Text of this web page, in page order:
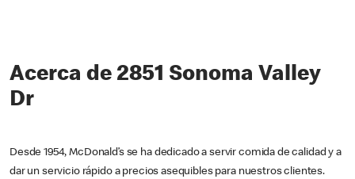
Acerca de 2851 Sonoma Valley
Dr
Desde 1954, McDonald’s se ha dedicado a servir comida de calidad y a
dar un servicio rápido a precios asequibles para nuestros clientes.